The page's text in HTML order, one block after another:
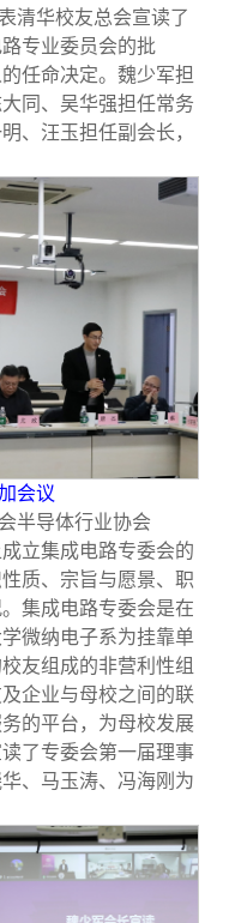
清华校友总会宣读了
专业委员会的批
任命决定。魏少军担
同、吴华强担任常务
、汪玉担任副会长，
会议
半导体行业协会
立集成电路专委会的
质、宗旨与愿景、职
集成电路专委会是在
微纳电子系为挂靠单
友组成的非营利性组
企业与母校之间的联
的平台，为母校发展
了专委会第一届理事
、马玉涛、冯海刚为